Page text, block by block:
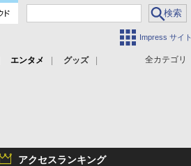
Impress サイト
全カテゴリ
エンタメ
グッズ
アクセスランキング